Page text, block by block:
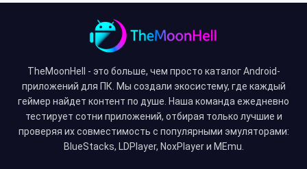
TheMoonHell - это больше, чем просто каталог Android-
приложений для ПК. Мы создали экосистему, где каждый
геймер найдет контент по душе. Наша команда ежедневно
тестирует сотни приложений, отбирая только лучшие и
проверяя их совместимость с популярными эмуляторами:
BlueStacks, LDPlayer, NoxPlayer и MEmu.